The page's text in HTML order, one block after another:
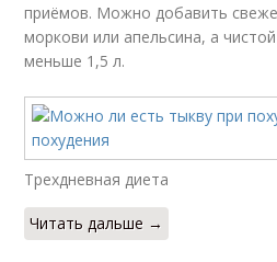
приёмов. Можно добавить
моркови или апельсина, а
меньше 1,5 л.
Трехдневная диета
Читать дальше →